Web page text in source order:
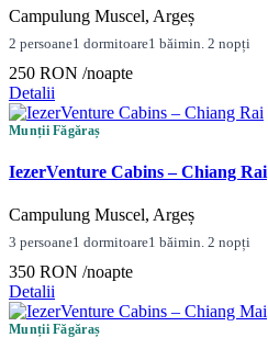
Campulung Muscel, Argeș
2 persoane1 dormitoare1 băimin. 2 nopți
250 RON /noapte
Detalii
Munții Făgăraș
IezerVenture Cabins – Chiang Rai
Campulung Muscel, Argeș
3 persoane1 dormitoare1 băimin. 2 nopți
350 RON /noapte
Detalii
Munții Făgăraș